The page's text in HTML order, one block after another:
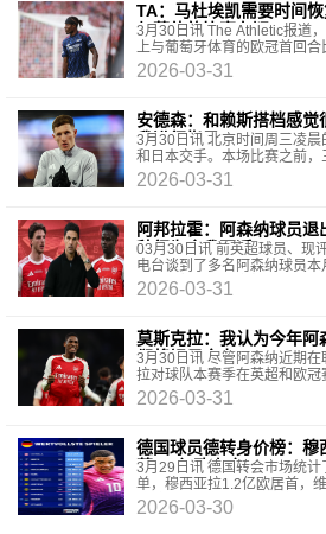
TA：马杜埃凯需要时间
与葡体的比赛存疑
3月30日讯 The Athletic报道
上与葡萄牙体育的欧冠首回
伤，能否出战阿森纳欧冠四分
2026-03-31
安德森：和赖斯搭档感
我进行指导
3月30日讯 北京时间周三凌
和日本交手。本场比赛之前，
谈论了相关话题。关于对参加
2026-03-31
阿邦拉霍：阿森纳球员
种行为令我不适
03月30日讯 前英超球员、现
电台谈到了多名阿森纳球员
为，英超应该制定规则，将退
2026-03-31
莫斯克拉：我认为今年阿
们将竭尽全力
3月30日讯 尽管阿森纳近期
拉对球队本赛季在英超和欧
度。这位西班牙中后卫自去年
2026-03-31
德国球员德转身价榜：穆
茨1.1亿欧次席
3月29日讯 德国转会市场统
单，穆西亚拉1.2亿欧居首，
德转身价排名：穆西亚拉
2026-03-30